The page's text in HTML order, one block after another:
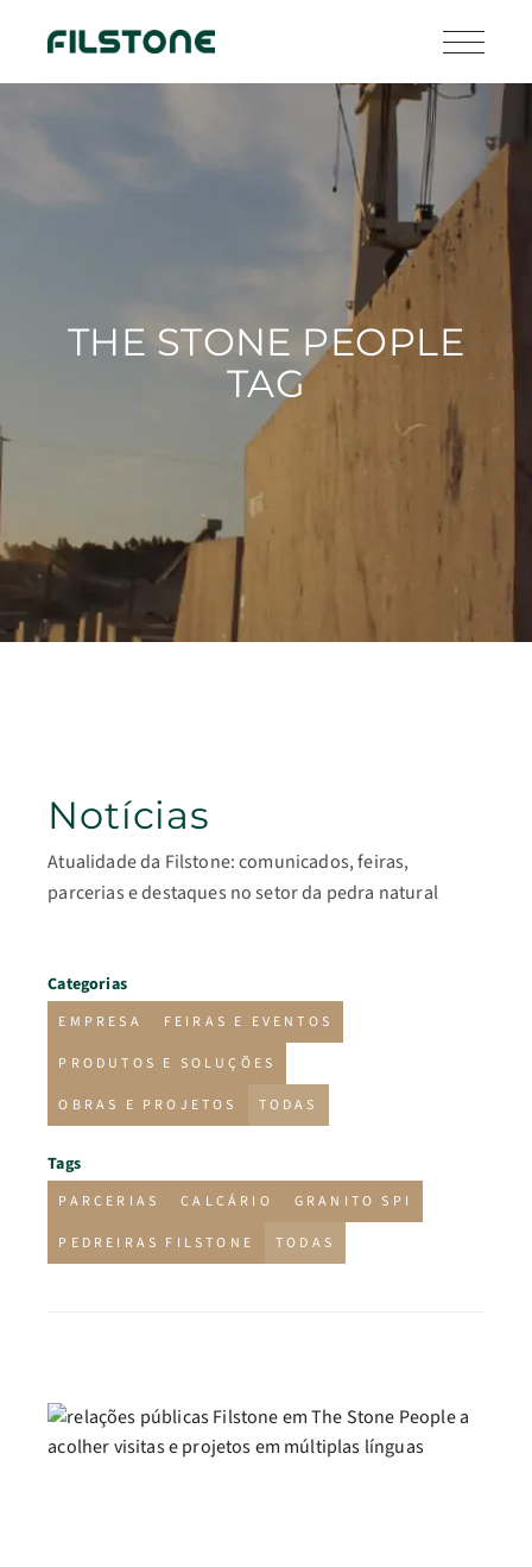
THE STONE PEOPLE
TAG
Notícias
Atualidade da Filstone: comunicados, feiras,
parcerias e destaques no setor da pedra natural
Categorias
EMPRESA FEIRAS E EVENTOS
PRODUTOS E SOLUÇÕES
OBRAS E PROJETOS TODAS
Tags
PARCERIAS CALCÁRIO GRANITO SPI
PEDREIRAS FILSTONE TODAS